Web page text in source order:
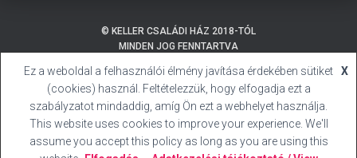
© KELLER CSALÁDI HÁZ 2018-TÓL
MINDEN JOG FENNTARTVA
ADATKEZELÉSI TÁJÉKOZTATÓ
SÜTI (COOKIE) TÁJÉKOZTATÓ
BALATONMÁRIAFÜRDŐ
HIVATALOS HONLAP
BALATONMÁRIAFÜRDŐ
HELYI ÉPÍTÉSI SZABÁLYZAT
KELLER CSALÁDI HÁZ
IMPRESSZUM
Ez a weboldal a felhasználói élmény javítása érdekében sütiket
(cookies) használ. Feltételezzük, hogy elfogadja ezt a
szabályzatot mindaddig, amíg Ön ezt a webhelyet használja.
This website uses cookies to improve your experience. We'll
assume you accept this policy as long as you are using this
X